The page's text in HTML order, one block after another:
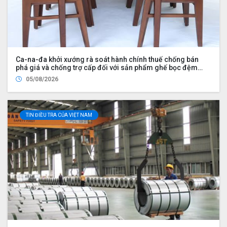
Ca-na-đa khởi xướng rà soát hành chính thuế chống bán
phá giá và chống trợ cấp đối với sản phẩm ghế bọc đệm
nhập khẩu từ Trung Quốc và Việt Nam, đồng thời nhập khẩu
từ Hoa Kỳ bởi Công ty Wayfair LLC (UDS 2026 UP2)
05/08/2026
TIN ĐIỀU TRA CỦA VIỆT NAM